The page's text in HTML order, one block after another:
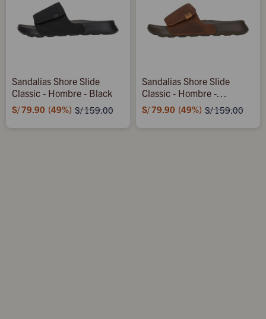
Sandalias Shore Slide
Classic - Hombre - Black
S/79.90 49 S/159.00
Sandalias Shore Slide
Classic - Hombre -
Downtown Brown/delicioso
Brown
S/79.90 49 S/159.00